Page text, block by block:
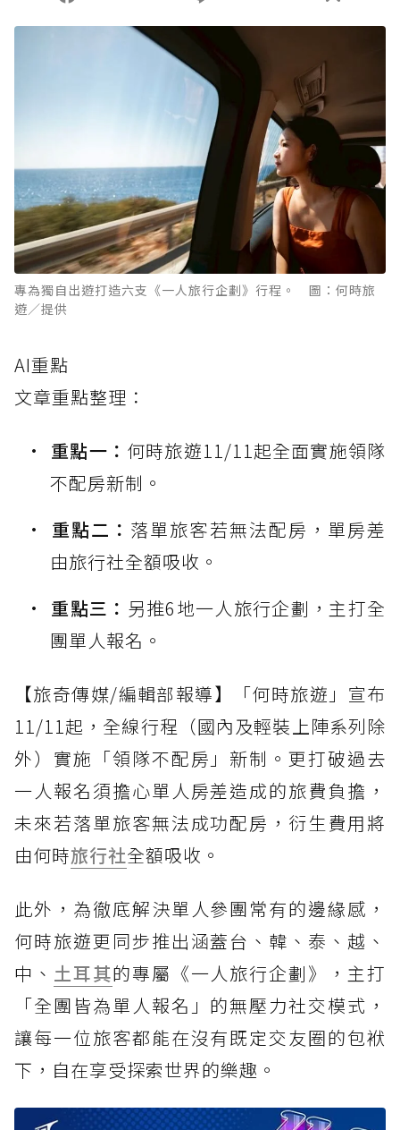
專為獨自出遊打造六支《一人旅行企劃》行程。 圖：何時旅
遊／提供
AI重點
文章重點整理：
重點一： 何時旅遊11/11起全面實施領隊
不配房新制。
重點二： 落單旅客若無法配房，單房差
由旅行社全額吸收。
重點三： 另推6地一人旅行企劃，主打全
團單人報名。
【旅奇傳媒/編輯部報導】「何時旅遊」宣布
11/11起，全線行程（國內及輕裝上陣系列除
外）實施「領隊不配房」新制。更打破過去
一人報名須擔心單人房差造成的旅費負擔，
未來若落單旅客無法成功配房，衍生費用將
由何時旅行社全額吸收。
此外，為徹底解決單人參團常有的邊緣感，
何時旅遊更同步推出涵蓋台、韓、泰、越、
中、 土耳其的專屬《一人旅行企劃》，主打
「全團皆為單人報名」的無壓力社交模式，
讓每一位旅客都能在沒有既定交友圈的包袱
下，自在享受探索世界的樂趣。